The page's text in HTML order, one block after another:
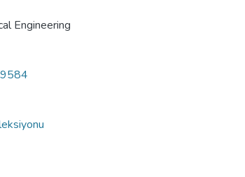
Engineering